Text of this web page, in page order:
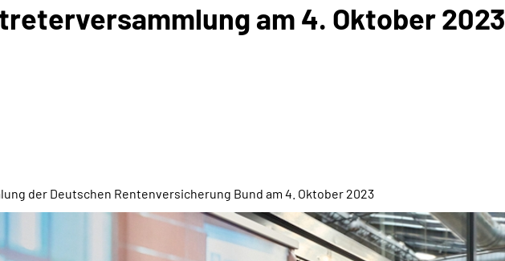
am 4. Oktober 2023
der Deutschen Rentenversicherung Bund am 4. Oktober 2023